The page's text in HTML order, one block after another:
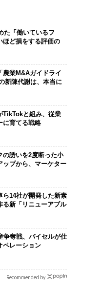
た「働いているフ
ほど損をする評価の
農業M&Aガイドライ
新陳代謝は、本当に
TikTokと組み、従業
に育てる戦略
の誘いを2度断った小
ップから、マーケター
ら14社が開発した新素
新「リニューアブル
争奪戦、バイセルが仕
ペレーション
Recommended by